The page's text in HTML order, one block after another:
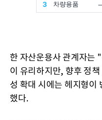
한 자산운용사 관계자는
이 유리하지만, 향후 정
성 확대 시에는 헤지형이
했다.